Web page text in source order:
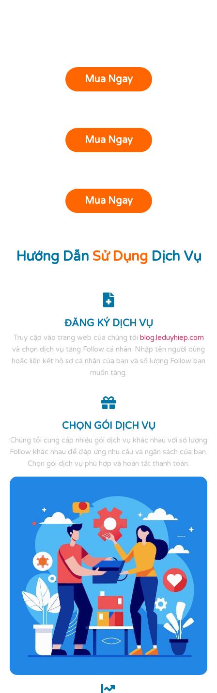
Mua Ngay
Mua Ngay
Mua Ngay
Hướng Dẫn Sử Dụng Dịch Vụ
ĐĂNG KÝ DỊCH VỤ
Truy cập vào trang web của chúng tôi blog.leduyhiep.com
và chọn dịch vụ tăng Follow cá nhân. Nhập tên người dùng
hoặc liên kết hồ sơ cá nhân của bạn và số lượng Follow bạn
muốn tăng.
CHỌN GÓI DỊCH VỤ
Chúng tôi cung cấp nhiều gói dịch vụ khác nhau với số lượng
Follow khác nhau để đáp ứng nhu cầu và ngân sách của bạn.
Chọn gói dịch vụ phù hợp và hoàn tất thanh toán.